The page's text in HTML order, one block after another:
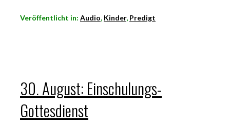
Veröffentlicht in: Audio, Kinder, Predigt
30. August: Einschulungs-
Gottesdienst